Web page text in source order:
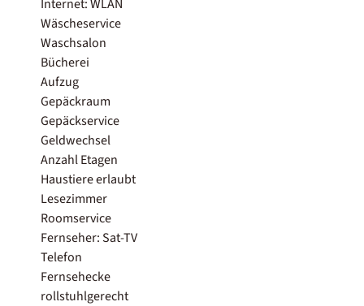
Internet: WLAN
Wäscheservice
Waschsalon
Bücherei
Aufzug
Gepäckraum
Gepäckservice
Geldwechsel
Anzahl Etagen
Haustiere erlaubt
Lesezimmer
Roomservice
Fernseher: Sat-TV
Telefon
Fernsehecke
rollstuhlgerecht